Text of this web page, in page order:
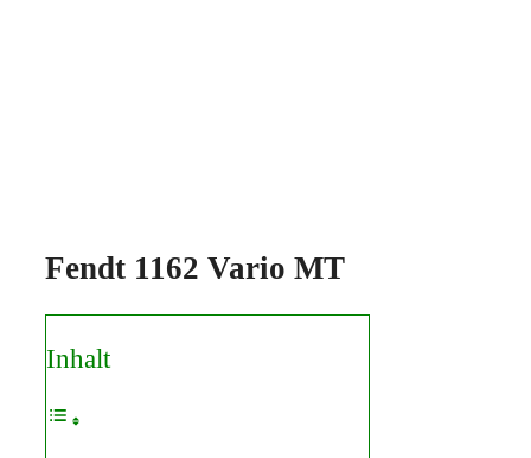
Fendt 1162 Vario MT
Inhalt